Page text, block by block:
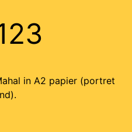
in A2 papier (portret